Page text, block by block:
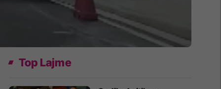
Top Lajme